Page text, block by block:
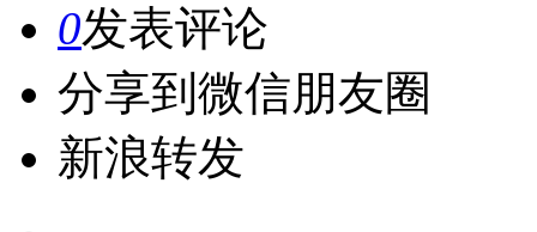
0发表评论
分享到微信朋友圈
新浪转发